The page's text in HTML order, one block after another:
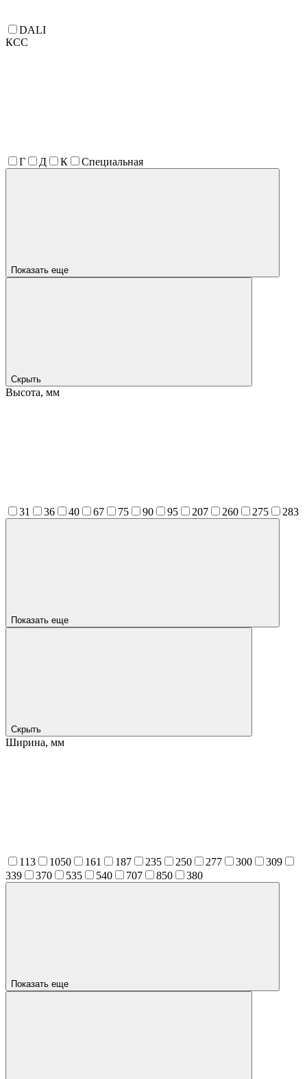
DALI
КСС
Г Д К Специальная
Показать еще
Скрыть
Высота, мм
31 36 40 67 75 90 95 207 260 275 283
Показать еще
Скрыть
Ширина, мм
113 1050 161 187 235 250 277 300
309
339
370 535 540 707 850 380
Показать еще